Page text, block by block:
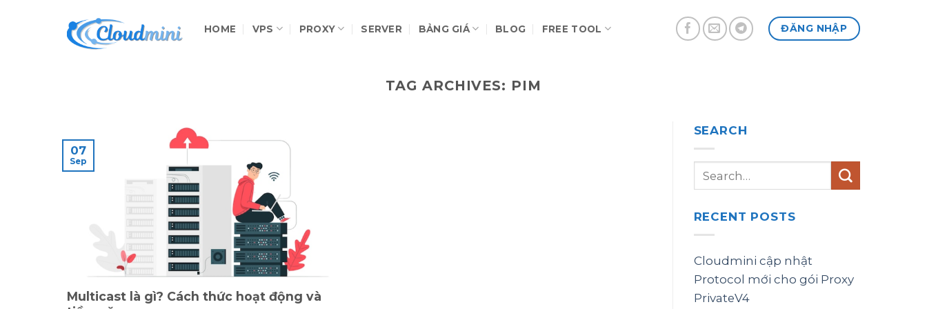
HOME VPS PROXY SERVER BẢNG GIÁ BLOG FREE TOOL ĐĂNG NHẬP
TAG ARCHIVES: PIM
Multicast là gì? Cách thức hoạt động và
07
Sep
SEARCH
RECENT POSTS
Cloudmini cập nhật
Protocol mới cho gói Proxy
PrivateV4